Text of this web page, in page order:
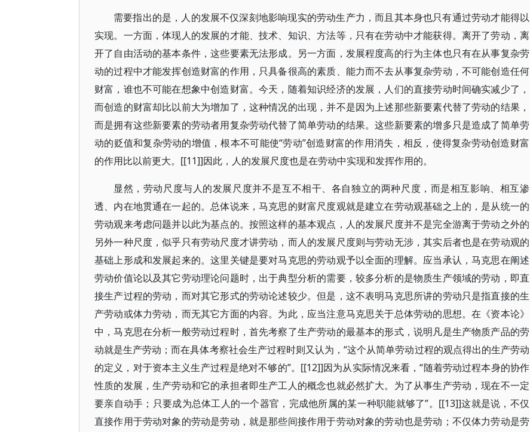
需要指出的是，人的发展不仅深刻地影响现实的劳动生产力，而且其本身也只有通过劳动才能得以
实现。一方面，体现人的发展的才能、技术、知识、方法等，只有在劳动中才能获得。离开了劳动，离
开了自由活动的基本条件，这些要素无法形成。另一方面，发展程度高的行为主体也只有在从事复杂劳
动的过程中才能发挥创造财富的作用，只具备很高的素质、能力而不去从事复杂劳动，不可能创造任何
财富，谁也不可能在想象中创造财富。今天，随着知识经济的发展，人们的直接劳动时间确实减少了，
而创造的财富却比以前大为增加了，这种情况的出现，并不是因为上述那些新要素代替了劳动的结果，
而是拥有这些新要素的劳动者用复杂劳动代替了简单劳动的结果。这些新要素的增多只是造成了简单劳
动的贬值和复杂劳动的增值，根本不可能使“劳动”创造财富的作用消失，相反，使得复杂劳动创造财富
的作用比以前更大。[[11]]因此，人的发展尺度也是在劳动中实现和发挥作用的。
显然，劳动尺度与人的发展尺度并不是互不相干、各自独立的两种尺度，而是相互影响、相互渗
透、内在地贯通在一起的。总体说来，马克思的财富尺度观就是建立在劳动观基础之上的，是从统一的
劳动观来考虑问题并以此为基点的。按照这样的基本观点，人的发展尺度并不是完全游离于劳动之外的
另外一种尺度，似乎只有劳动尺度才讲劳动，而人的发展尺度则与劳动无涉，其实后者也是在劳动观的
基础上形成和发展起来的。这里关键是要对马克思的劳动观予以全面的理解。应当承认，马克思在阐述
劳动价值论以及其它劳动理论问题时，出于典型分析的需要，较多分析的是物质生产领域的劳动，即直
接生产过程的劳动，而对其它形式的劳动论述较少。但是，这不表明马克思所讲的劳动只是指直接的生
产劳动或体力劳动，而无其它方面的内容。为此，应当注意马克思关于总体劳动的思想。在《资本论》
中，马克思在分析一般劳动过程时，首先考察了生产劳动的最基本的形式，说明凡是生产物质产品的劳
动就是生产劳动；而在具体考察社会生产过程时则又认为，“这个从简单劳动过程的观点得出的生产劳动
的定义，对于资本主义生产过程是绝对不够的”。[[12]]因为从实际情况来看，“随着劳动过程本身的协作
性质的发展，生产劳动和它的承担者即生产工人的概念也就必然扩大。为了从事生产劳动，现在不一定
要亲自动手；只要成为总体工人的一个器官，完成他所属的某一种职能就够了”。[[13]]这就是说，不仅
直接作用于劳动对象的劳动是劳动，就是那些间接作用于劳动对象的劳动也是劳动；不仅体力劳动是劳